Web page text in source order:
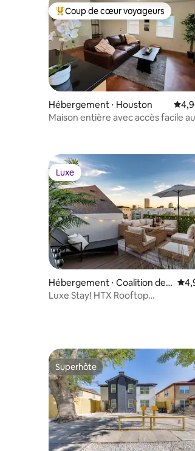
Coups de cœur voyageurs les plus
Coup de cœur voyageurs
Hébergement ⋅ Houston
Maison entière avec accès facile
Luxe
Luxe
Hébergement ⋅ Coalition de
l'Avenue Washington / Parc M
Luxe Stay! HTX Rooftop
Superhôte
Superhôte